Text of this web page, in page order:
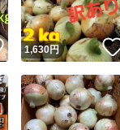
いいね！
1,630円